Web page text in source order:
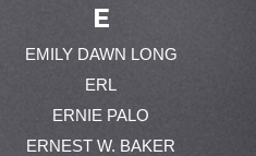
E
EMILY DAWN LONG
ERL
ERNIE PALO
ERNEST W. BAKER